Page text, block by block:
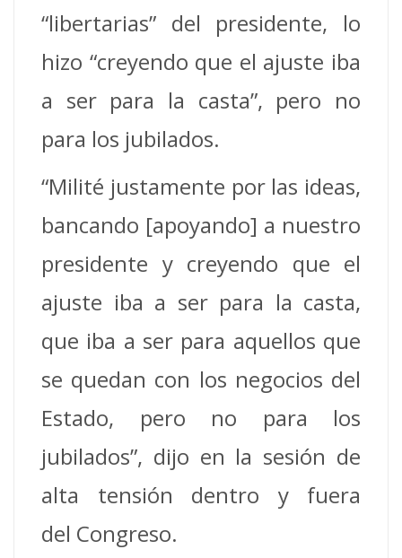
“libertarias” del presidente, lo
hizo “creyendo que el ajuste iba
a ser para la casta”, pero no
para los jubilados.
“Milité justamente por las ideas,
bancando [apoyando] a nuestro
presidente y creyendo que el
ajuste iba a ser para la casta,
que iba a ser para aquellos que
se quedan con los negocios del
Estado, pero no para los
jubilados”, dijo en la sesión de
alta tensión dentro y fuera
del Congreso.